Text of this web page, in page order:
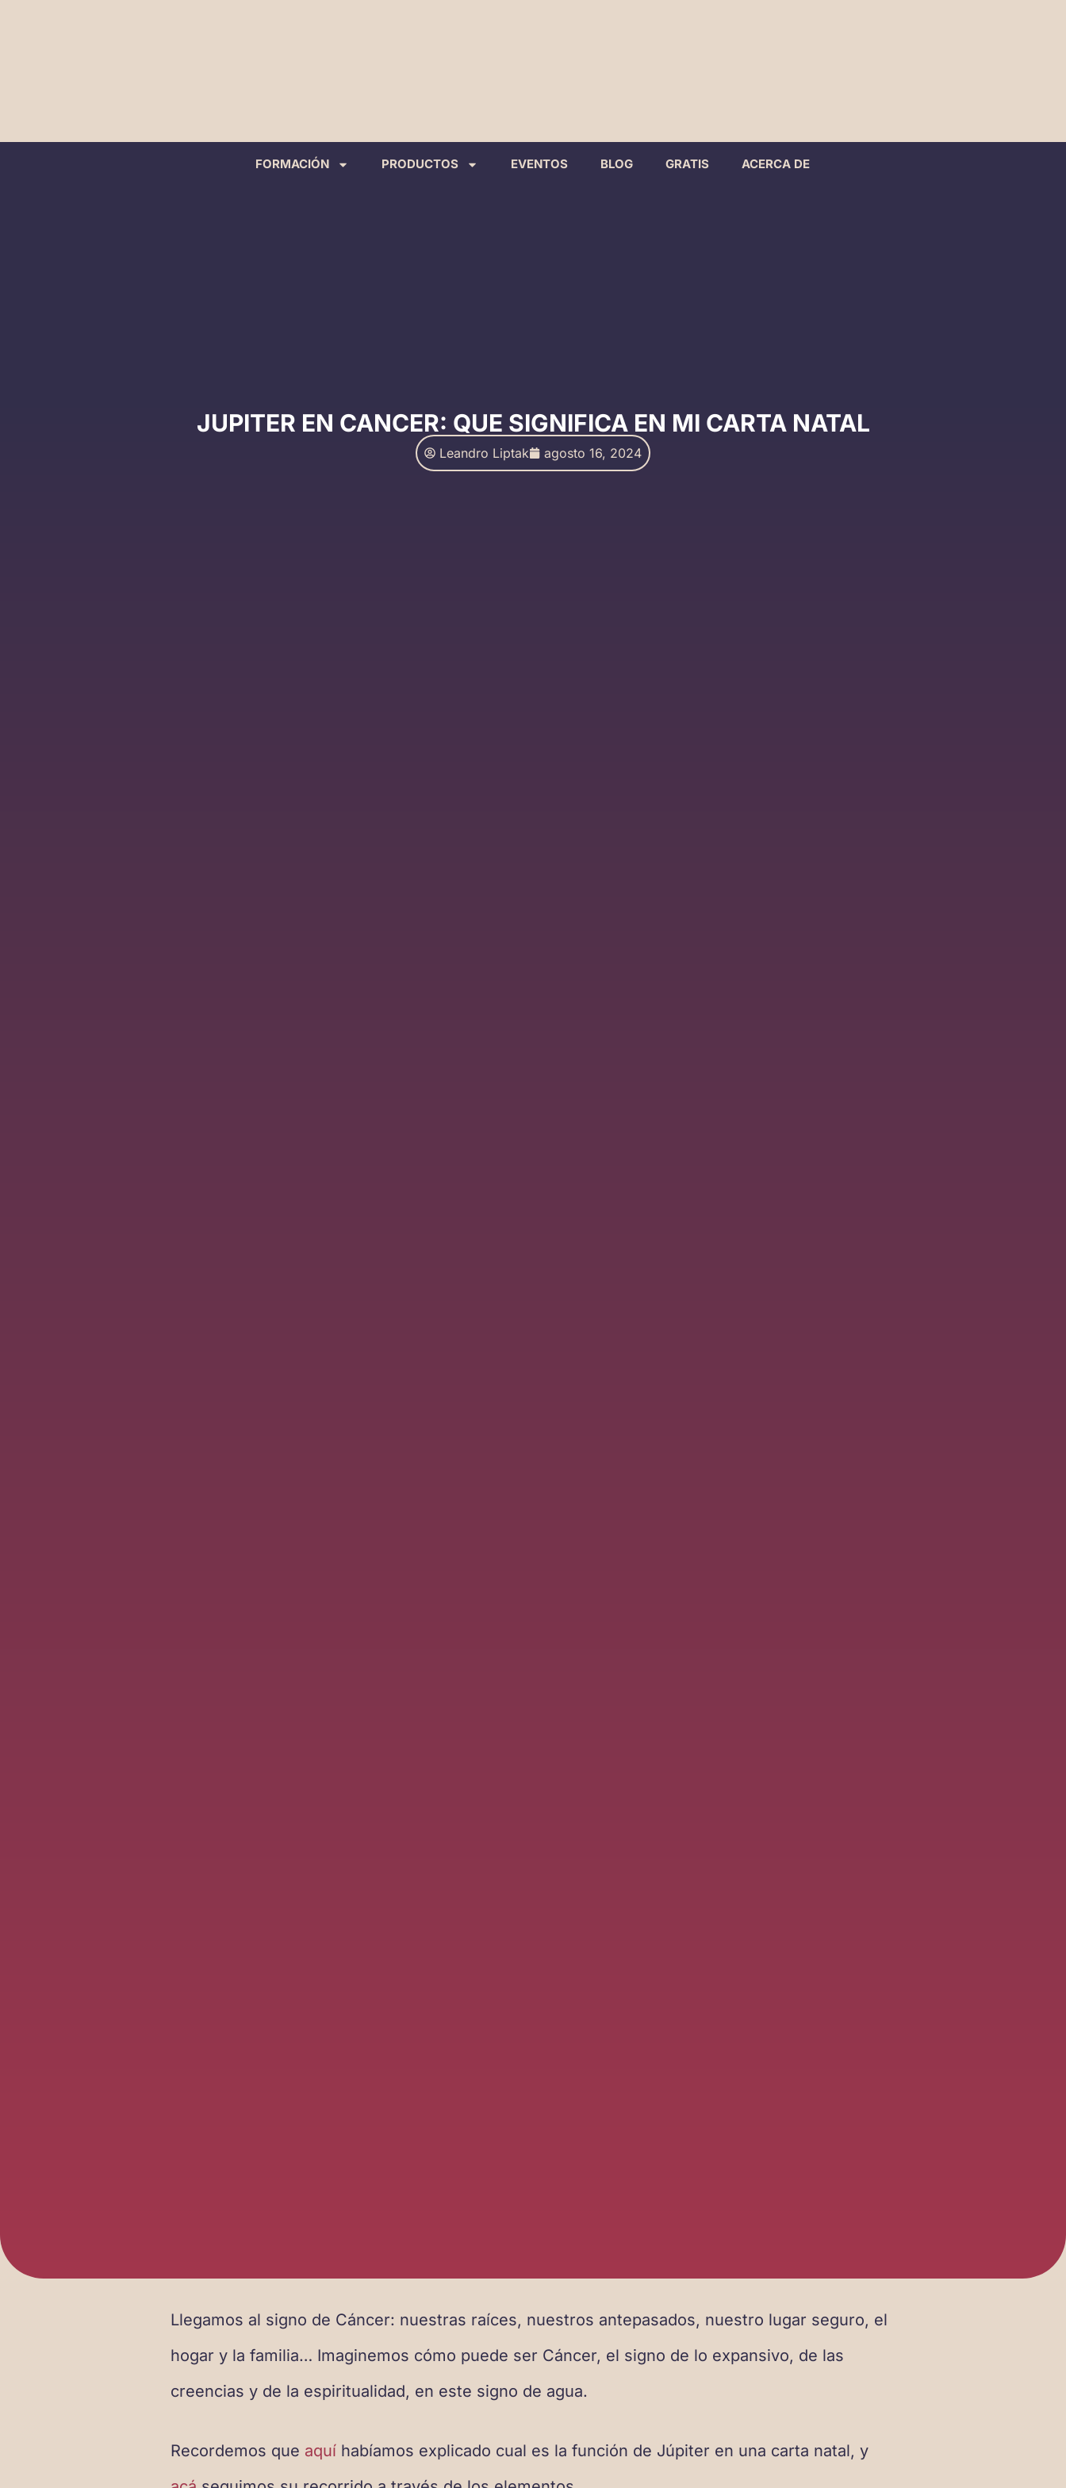
FORMACIÓN PRODUCTOS EVENTOS BLOG GRATIS ACERCA DE
JUPITER EN CANCER: QUE SIGNIFICA EN MI CARTA NATAL
Leandro Liptak agosto 16, 2024
Llegamos al signo de Cáncer: nuestras raíces, nuestros antepasados, nuestro lugar seguro, el
hogar y la familia… Imaginemos cómo puede ser Cáncer, el signo de lo expansivo, de las
creencias y de la espiritualidad, en este signo de agua.
Recordemos que aquí habíamos explicado cual es la función de Júpiter en una carta natal, y